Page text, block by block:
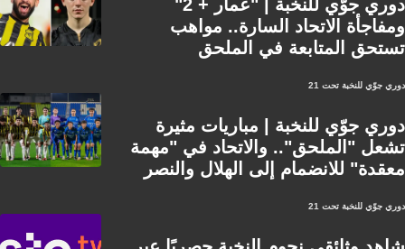
دوري جوّي للنخبة | "عمار + 2"
ومفاجأة الاتحاد السارة.. مواهب
تستحق المتابعة في الملحق
دوري جوّي للنخبة تحت 21
دوري جوّي للنخبة | مباريات مثيرة
تشعل "الملحق".. والاتحاد في "مهمة
معقدة" للانضمام إلى الهلال والنصر
دوري جوّي للنخبة تحت 21